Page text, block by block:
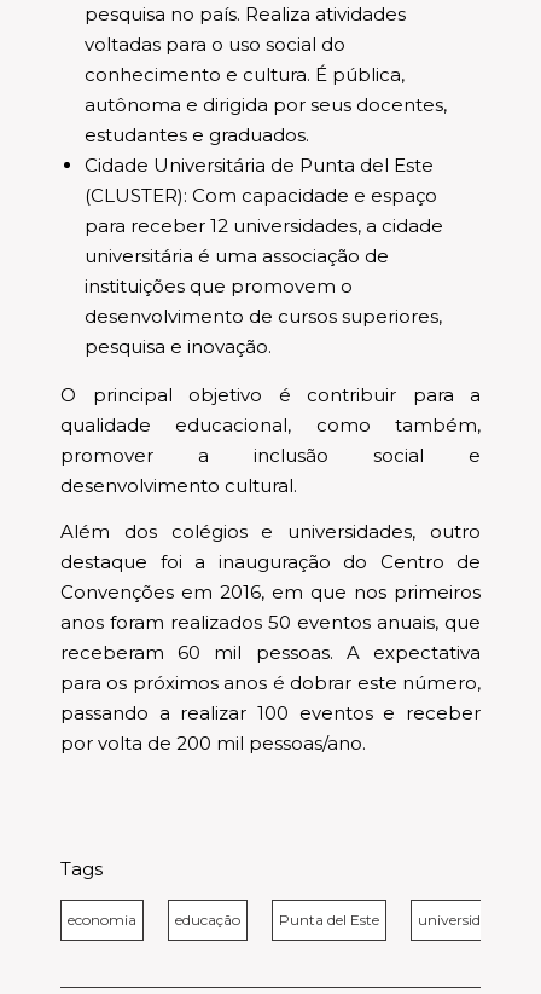
pesquisa no país. Realiza atividades
voltadas para o uso social do
conhecimento e cultura. É pública,
autônoma e dirigida por seus docentes,
estudantes e graduados.
Cidade Universitária de Punta del Este
(CLUSTER): Com capacidade e espaço
para receber 12 universidades, a cidade
universitária é uma associação de
instituições que promovem o
desenvolvimento de cursos superiores,
pesquisa e inovação.
O principal objetivo é contribuir para a
qualidade educacional, como também,
promover a inclusão social e
desenvolvimento cultural.
Além dos colégios e universidades, outro
destaque foi a inauguração do Centro de
Convenções em 2016, em que nos primeiros
anos foram realizados 50 eventos anuais, que
receberam 60 mil pessoas. A expectativa
para os próximos anos é dobrar este número,
passando a realizar 100 eventos e receber
por volta de 200 mil pessoas/ano.
Tags
economia educação Punta del Este universidade